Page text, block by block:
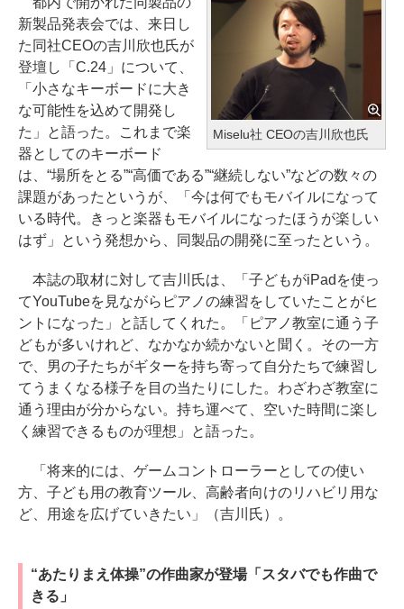
Miselu社 CEOの吉川欣也氏
新製品発表会では、来日し
た同社CEOの吉川欣也氏が
登壇し「C.24」について、
「小さなキーボードに大き
な可能性を込めて開発し
た」と語った。これまで楽
器としてのキーボード
は、“場所をとる”“高価である”“継続しない”などの数々の
課題があったというが、「今は何でもモバイルになって
いる時代。きっと楽器もモバイルになったほうが楽しい
はず」という発想から、同製品の開発に至ったという。
本誌の取材に対して吉川氏は、「子どもがiPadを使っ
てYouTubeを見ながらピアノの練習をしていたことがヒ
ントになった」と話してくれた。「ピアノ教室に通う子
どもが多いけれど、なかなか続かないと聞く。その一方
で、男の子たちがギターを持ち寄って自分たちで練習し
てうまくなる様子を目の当たりにした。わざわざ教室に
通う理由が分からない。持ち運べて、空いた時間に楽し
く練習できるものが理想」と語った。
「将来的には、ゲームコントローラーとしての使い
方、子ども用の教育ツール、高齢者向けのリハビリ用な
ど、用途を広げていきたい」（吉川氏）。
“あたりまえ体操”の作曲家が登場「スタバでも作曲で
きる」